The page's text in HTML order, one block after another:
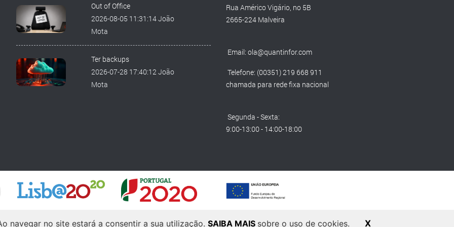
navegar no site estará a consentir a sua utilização. SAIBA MAIS sobre o uso de cookies. X
Out of Office
2026-08-05 11:31:14 João
Mota
Ter backups
2026-07-28 17:40:12 João
Mota
Rua Américo Vigário, no 5B
2665-224 Malveira
Email: ola@quantinfor.com
Telefone: (00351) 219 668 911
chamada para rede fixa nacional
Segunda - Sexta:
9:00-13:00 - 14:00-18:00
Laranja Zen.